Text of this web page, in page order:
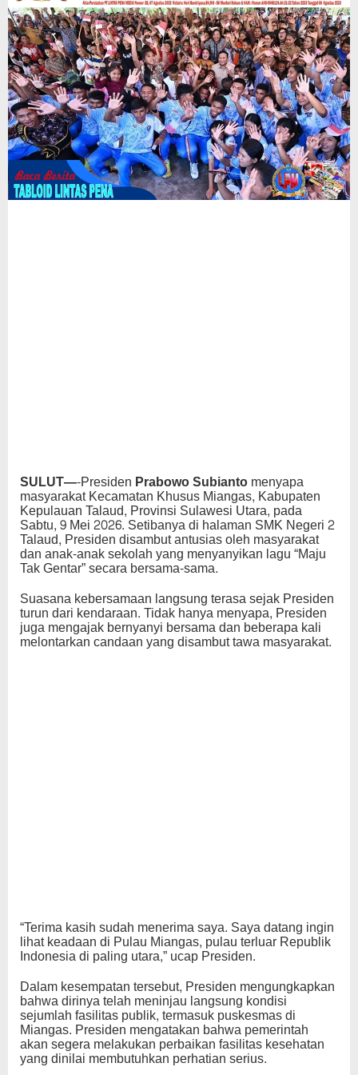
SULUT—-Presiden Prabowo Subiantomenyapa
masyarakat Kecamatan Khusus Miangas, Kabupaten
Kepulauan Talaud, Provinsi Sulawesi Utara, pada
Sabtu, 9 Mei 2026. Setibanya di halaman SMK Negeri 2
Talaud, Presiden disambut antusias oleh masyarakat
dan anak-anak sekolah yang menyanyikan lagu “Maju
Tak Gentar” secara bersama-sama.
Suasana kebersamaan langsung terasa sejak Presiden
turun dari kendaraan. Tidak hanya menyapa, Presiden
juga mengajak bernyanyi bersama dan beberapa kali
melontarkan candaan yang disambut tawa masyarakat.
“Terima kasih sudah menerima saya. Saya datang ingin
lihat keadaan di Pulau Miangas, pulau terluar Republik
Indonesia di paling utara,” ucap Presiden.
Dalam kesempatan tersebut, Presiden mengungkapkan
bahwa dirinya telah meninjau langsung kondisi
sejumlah fasilitas publik, termasuk puskesmas di
Miangas. Presiden mengatakan bahwa pemerintah
akan segera melakukan perbaikan fasilitas kesehatan
yang dinilai membutuhkan perhatian serius.